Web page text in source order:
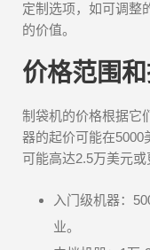
定制选项，如可调整
的价值。
价格范围
制袋机的价格根据它
器的起价可能在5000
可能高达2.5万美元或
入门级机器：
业。